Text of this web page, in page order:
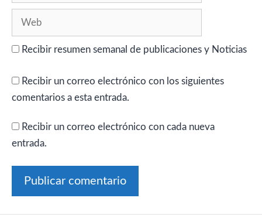
Recibir resumen semanal de publicaciones y Noticias
Recibir un correo electrónico con los siguientes
comentarios a esta entrada.
Recibir un correo electrónico con cada nueva
entrada.